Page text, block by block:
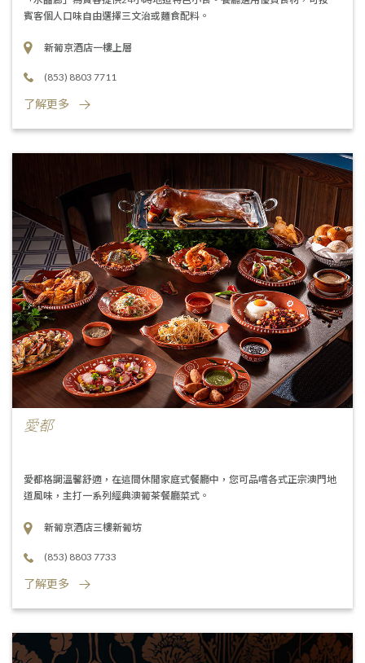
賓客個人口味自由選擇三文治或麵食配料。
新葡京酒店一樓上層
(853) 8803 7711
了解更多
愛都
愛都格調溫馨舒適，在這間休閒家庭式餐廳中，您可品嚐各式正宗澳門地
道風味，主打一系列經典澳葡茶餐廳菜式。
新葡京酒店三樓新葡坊
(853) 8803 7733
了解更多